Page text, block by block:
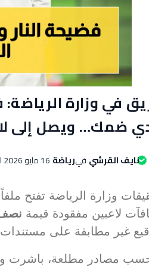
ضمك… ويصل إلى
نايف القرشي فيرياضة 16 مايو 2026 الساعة 06:50 مساءاً
وزارة الرياضة تفتح
لاعبين مفقودة قيمة
غير مطابقة على
مصادر مطلعة، باشرت